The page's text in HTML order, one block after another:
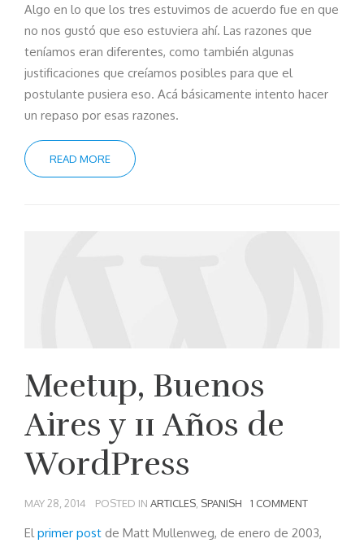
Algo en lo que los tres estuvimos de acuerdo fue en que
no nos gustó que eso estuviera ahí. Las razones que
teníamos eran diferentes, como también algunas
justificaciones que creíamos posibles para que el
postulante pusiera eso. Acá básicamente intento hacer
un repaso por esas razones.
READ MORE
Meetup, Buenos
Aires y 11 Años de
WordPress
MAY 28, 2014 POSTED IN ARTICLES, SPANISH 1 COMMENT
Elprimer post de Matt Mullenweg, de enero de 2003,